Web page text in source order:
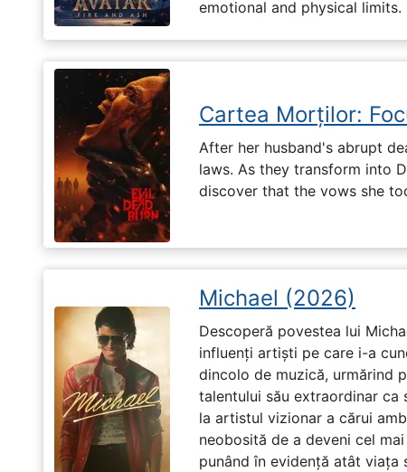
emotional and physical limits.
Cartea Morților:
After her husband's abrupt
laws. As they transform into
discover that the vows she
Michael (2026)
Descoperă povestea lui
influenți artiști pe care i-a
dincolo de muzică, urmărind
talentului său extraordinar ca
la artistul vizionar a cărui
neobosită de a deveni cel
punând în evidență atât viața